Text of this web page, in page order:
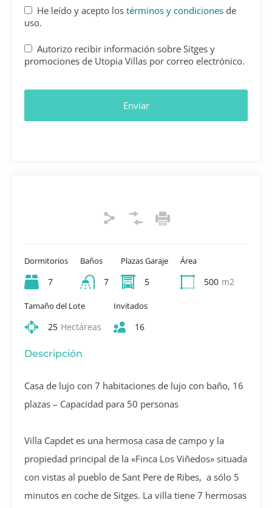
Dormitorios
7
Baños
7
Plazas Garaje
5
Área
500 m2
Tamaño del Lote
25 Hectáreas
Invitados
16
Descripción
Casa de lujo con 7 habitaciones de lujo con baño, 16
plazas – Capacidad para 50 personas
Villa Capdet es una hermosa casa de campo y la
propiedad principal de la «Finca Los Viñedos» situada
con vistas al pueblo de Sant Pere de Ribes, a sólo 5
minutos en coche de Sitges. La villa tiene 7 hermosas
He leído y acepto los términos y condiciones de
uso.
Autorizo recibir información sobre Sitges y
promociones de Utopia Villas por correo electrónico.
Enviar